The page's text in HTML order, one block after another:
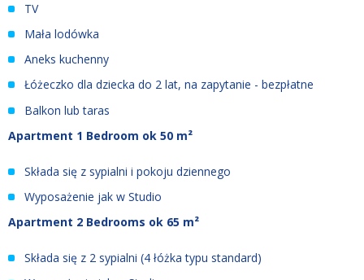
TV
Mała lodówka
Aneks kuchenny
Łóżeczko dla dziecka do 2 lat, na zapytanie - bezpłatne
Balkon lub taras
Apartment 1 Bedroom ok 50 m²
Składa się z sypialni i pokoju dziennego
Wyposażenie jak w Studio
Apartment 2 Bedrooms ok 65 m²
Składa się z 2 sypialni (4 łóżka typu standard)